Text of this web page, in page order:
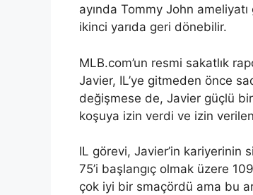
ayında Tommy John
ikinci yarıda geri dönebilir.
MLB.com’un resmi sakatlık
Javier, IL’ye gitmeden önce
değişmese de, Javier güçlü
koşuya izin verdi ve izin
IL görevi, Javier’in kariyerinin
75’i başlangıç ​​olmak üzere
çok iyi bir smaçördü ama bu